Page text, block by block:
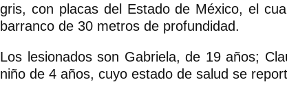
gris, con placas del Estado de México, el
barranco de 30 metros de profundidad.
Los lesionados son Gabriela, de 19 años;
niño de 4 años, cuyo estado de salud se